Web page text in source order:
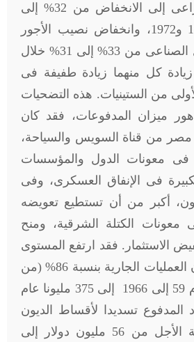
إجمالى الدخل الزراعى إلى الانخفاض من 32% إلى
25% فيما بين 1965 و1972، وانخفاض نصيب الأجور
الصناعية فى الدخل الصناعى من 33% إلى 31% خلال
زيادة كل منهما زيادة طفيفة فى
من الستينيات. هذه التضحيات
ميزان المدفوعات، فقد كان
مصر من قناة السويس والسياحة،
فى معونات الدول والمؤسسات
الكبيرة فى الإنفاق العسكرى، وفى
أكبر من أن تستطيع تعويضه
معونات الكتلة الشرقية، ومنح
الاستثمار. فقد ارتفع المستوى
السنوى لعجز ميزان العمليات الجارية بنسبة 86% (من
202 مليونا دولار عام 59 إلى 1966 إلى 375 مليونا عام
وزاد المدفوع تسديدا لأقساط الديون
الطويلة والمتوسطة الأجل من 56 مليون دولار إلى